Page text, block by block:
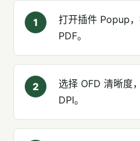
1
打开插件 Popup
PDF。
2
选择 OFD 清晰度
DPI。